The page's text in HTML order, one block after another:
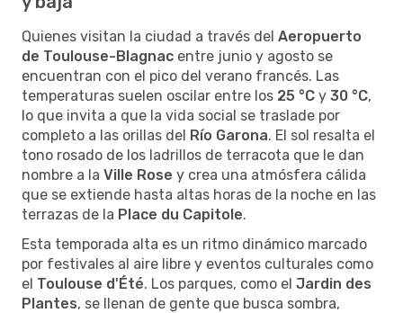
Quienes visitan la ciudad a través del Aeropuerto
de Toulouse-Blagnac entre junio y agosto se
encuentran con el pico del verano francés. Las
temperaturas suelen oscilar entre los 25 °C y 30 °C,
lo que invita a que la vida social se traslade por
completo a las orillas del Río Garona. El sol resalta el
tono rosado de los ladrillos de terracota que le dan
nombre a la Ville Rose y crea una atmósfera cálida
que se extiende hasta altas horas de la noche en las
terrazas de la Place du Capitole.
Esta temporada alta es un ritmo dinámico marcado
por festivales al aire libre y eventos culturales como
el Toulouse d'Été. Los parques, como el Jardin des
Plantes, se llenan de gente que busca sombra,